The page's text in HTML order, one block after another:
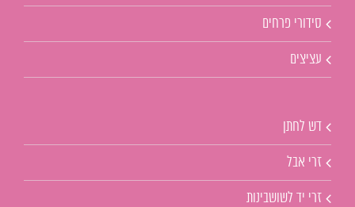
סידורי פרחים
עציצים
דש לחתן
זרי אבל
זרי יד לשושבינות